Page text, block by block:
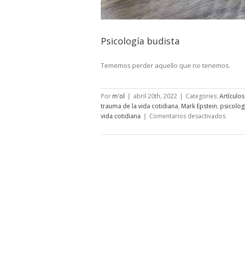
Psicología budista
Tememos perder aquello que no tenemos.
Por m'ol | abril 20th, 2022 | Categories:
trauma de la vida cotidiana, Mark Epstein,
vida cotidiana | Comentarios desactivadosen